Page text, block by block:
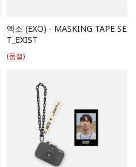
엑소 (EXO) - MASKING TAPE SE
T_EXIST
(품절)